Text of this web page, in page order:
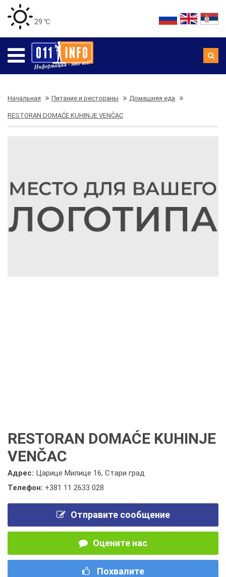
29 ℃
Начальная Питание и рестораны Домашняя еда
RESTORAN DOMAĆE KUHINJE VENČAC
RESTORAN DOMAĆE KUHINJE
VENČAC
Адрес: Царице Милице 16, Стари град
Телефон: +381 11 2633 028
Отправите сообщение
Оцените нас
Похвалите